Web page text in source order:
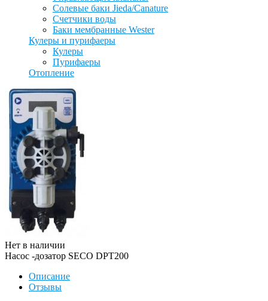
Солевые баки Jieda/Canature
Счетчики воды
Баки мембранные Wester
Кулеры и пурифаеры
Кулеры
Пурифаеры
Отопление
Нет в наличии
Насос -дозатор SECO DPT200
Описание
Отзывы